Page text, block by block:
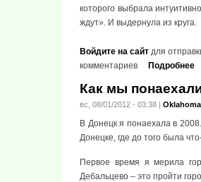
которого выбрала
ждут». И выдернула из круга.
Войдите на сайт для
комментариев
Подробнее
Как мы
вс, 08/01/2012 - 03:38 | Oklahoma
В Донецк я понаехала в
Донецке, где до того была
Первое время я мерила
Дебальцево – это пройти